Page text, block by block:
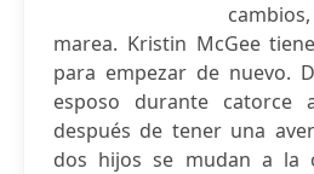
marea. Kristin McGee
para empezar de nuevo.
esposo durante catorce
después de tener una
dos hijos se mudan a la